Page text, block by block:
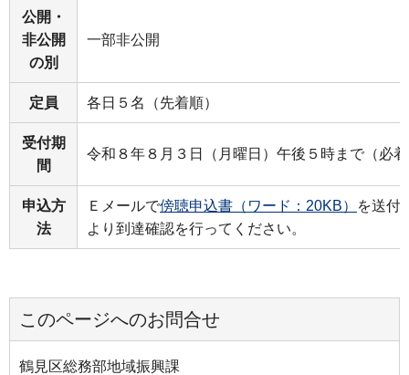
公開・
非公開
の別
一部非公開
定員 各日５名（先着順）
受付期
間
令和８年８月３日（月曜日）午後５時まで（必
申込方
法
Ｅメールで傍聴申込書（ワード：20KB）
を送付
より到達確認を行ってください。
このページへのお問合せ
鶴見区総務部地域振興課